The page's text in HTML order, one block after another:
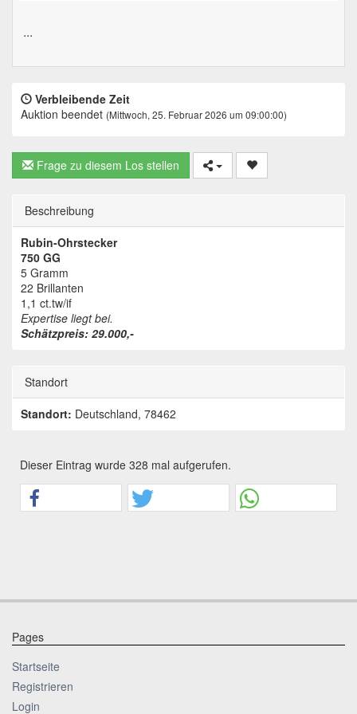
...
Verbleibende Zeit
Auktion beendet (Mittwoch, 25. Februar 2026 um 09:00:00)
Frage zu diesem Los stellen
Beschreibung
Rubin-Ohrstecker
750 GG
5 Gramm
22 Brillanten
1,1 ct.tw/if
Expertise liegt bei.
Schätzpreis: 29.000,-
Standort
Standort: Deutschland, 78462
Dieser Eintrag wurde 328 mal aufgerufen.
Pages
Startseite
Registrieren
Login